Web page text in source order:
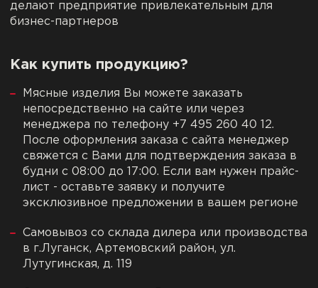
делают предприятие привлекательным для
бизнес-партнеров
Как купить продукцию?
Мясные изделия Вы можете заказать
непосредственно на сайте или через
менеджера по телефону +7 495 260 40 12.
После оформления заказа с сайта менеджер
свяжется с Вами для подтверждения заказа в
будни с 08:00 до 17:00. Если вам нужен прайс-
лист - оставьте заявку и получите
эксклюзивное предложении в вашем регионе
Самовывоз со склада дилера или производства
в г.Луганск, Артемовский район, ул.
Лутугинская, д. 119